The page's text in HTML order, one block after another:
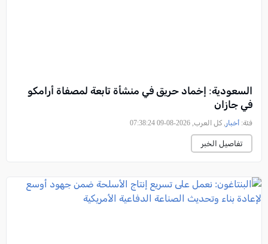
السعودية: إخماد حريق في منشأة تابعة لمصفاة أرامكو
في جازان
فئة: أخبار , كل العرب, 2026-08-09 07:38:24
تفاصيل الخبر